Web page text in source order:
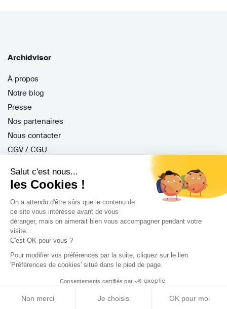
Salut c'est nous...
les Cookies !
On a attendu d'être sûrs que le contenu de
ce site vous intéresse avant de vous
déranger, mais on aimerait bien vous accompagner pendant votre
visite...
C'est OK pour vous ?
Pour modifier vos préférences par la suite, cliquez sur le lien
'Préférences de cookies' situé dans le pied de page.
Consentements certifiés par
Non merci Je choisis OK pour moi
Archidvisor
À propos
Notre blog
Presse
Nos partenaires
Nous contacter
CGV / CGU
Gestion des cookies
Porteurs de projet
Comment ça marche ?
Questions fréquentes
Mission de conseil
Contractant Général